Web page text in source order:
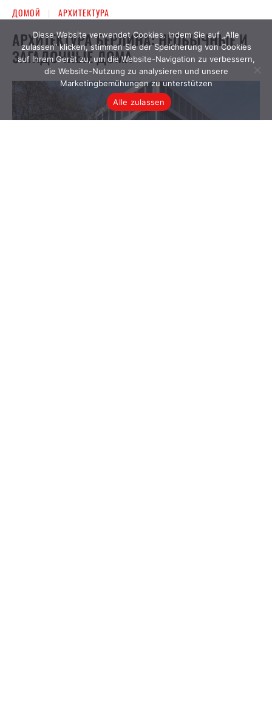
Diese Website verwendet Cookies. Indem Sie auf „Alle
zulassen“ klicken, stimmen Sie der Speicherung von Cookies
auf Ihrem Gerät zu, um die Website-Navigation zu verbessern,
die Website-Nutzung zu analysieren und unsere
Marketingbemühungen zu unterstützen
Alle zulassen